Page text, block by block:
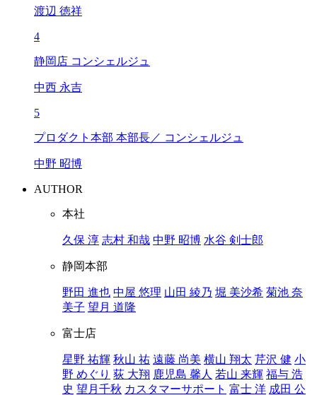
渡辺 徳祥
4
静岡店 コンシェルジュ
中西 永吉
5
プロダクト本部 本部長／ コンシェルジュ
中野 昭博
AUTHOR
本社
久保 淳 志村 和哉 中野 昭博 水谷 剣士郎
静岡本部
野田 進也 中屋 悠理 山田 綾乃 堀 美沙希 菊池 奈
美子 望月 道隆
富士店
星野 祐輝 秋山 祐 遠藤 尚美 横山 翔太 芹沢 健 小
野 めぐり 荻 大翔 鹿児島 馨人 若山 来輝 福与 浩
史 望月千秋 カスタマーサポート 富士 洋 成田 公